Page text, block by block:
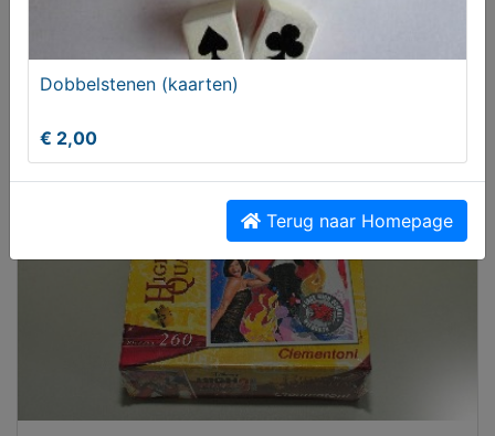
Dobbelstenen (kaarten)
Dobbelstenen (kaarten)
€ 2,00
Terug naar Homepage